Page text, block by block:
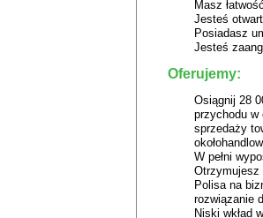
Masz
Jesteś
Posiadasz
Jesteś
Oferujemy:
Osiągnij 28
przychodu w
sprzedaży
W pełni
Otrzymujesz
Polisa na
rozwiązanie
Niski wkład